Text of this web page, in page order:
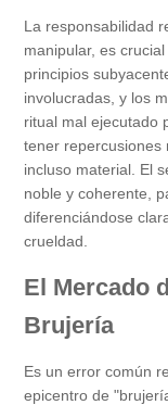
La responsabilidad
manipular, es
principios
involucradas, y los
ritual mal ejecutado
tener repercusiones
incluso material. El
noble y coherente,
diferenciándose
crueldad.
El Mercado
Brujería
Es un error común
epicentro de